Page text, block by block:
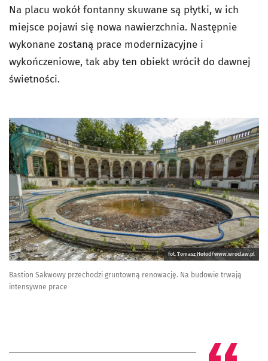
Na placu wokół fontanny skuwane są płytki, w ich
miejsce pojawi się nowa nawierzchnia. Następnie
wykonane zostaną prace modernizacyjne i
wykończeniowe, tak aby ten obiekt wrócił do dawnej
świetności.
fot. Tomasz Hołod/www.wroclaw.pl
Bastion Sakwowy przechodzi gruntowną renowację. Na budowie trwają
intensywne prace